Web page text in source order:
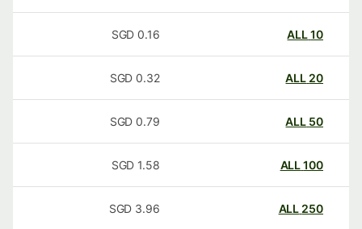
ALL
0.16
SGD
20
ALL
0.32
SGD
50
ALL
0.79
SGD
100
ALL
1.58
SGD
250
ALL
3.96
SGD